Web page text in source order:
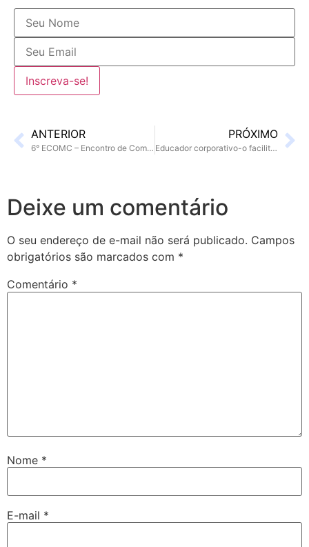
ANTERIOR
6° ECOMC – Encontro de Comunicação e Cultura – FACITEC
PRÓXIMO
Educador corporativo-o facilitador do conhecimento organizacional
Deixe um comentário
O seu endereço de e-mail não será publicado. Campos
obrigatórios são marcados com *
Comentário *
Nome *
E-mail *